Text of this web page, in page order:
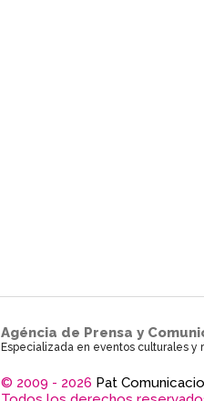
Agéncia de Prensa y
Especializada en eventos culturales y
© 2009 - 2026 Pat